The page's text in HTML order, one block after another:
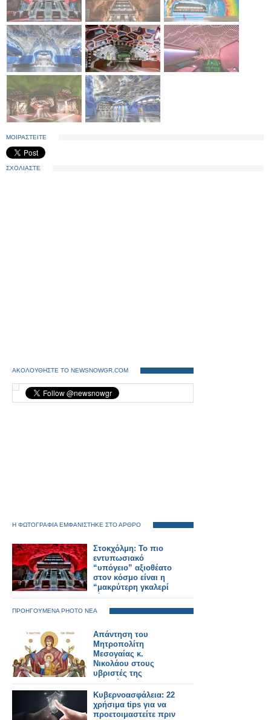
ΜΟΙΡΑΣΤΕΙΤΕ
ΣΧΟΛΙΑΣΤΕ
ΑΚΟΛΟΥΘΗΣΤΕ ΤΟ NEWSNOWGR.COM
Η ΦΩΤΟΓΡΑΦΙΑ ΕΜΦΑΝΙΣΤΗΚΕ ΣΤΟ ΑΡΘΡΟ
Στοκχόλμη: Το πιο
εντυπωσιακό
“υπόγειο” αξιοθέατο
στον κόσμο είναι η
“μακρύτερη γκαλερί
τέχνης”!
ΠΡΟΗΓΟΥΜΕΝΑ PHOTO ΝΕΑ
Απάντηση του
Μητροπολίτη
Μεσογαίας κ.
Νικολάου στους
υβριστές της
Παναγίας
Κυβερνοασφάλεια: 22
χρήσιμα tips για να
προετοιμαστείτε πριν